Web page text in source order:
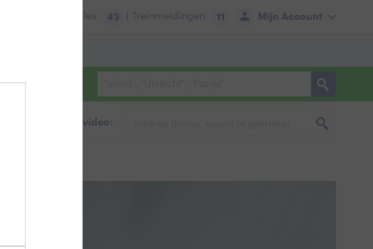
Mijn Account
Files 43 | Treinmeldingen 11
Zoeken in foto & video: